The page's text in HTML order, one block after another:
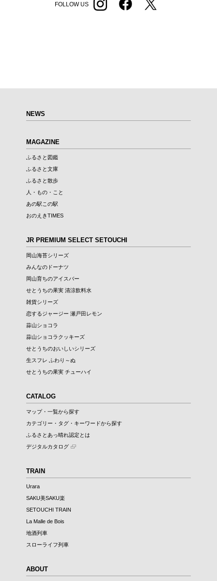
FOLLOW US
NEWS
MAGAZINE
ふるさと図鑑
ふるさと文庫
ふるさと散歩
人・もの・こと
あの駅この駅
おのえきTIMES
JR PREMIUM SELECT SETOUCHI
岡山海苔シリーズ
みんなのドーナツ
岡山育ちのアイスバー
せとうちの果実 清涼飲料水
雑貨シリーズ
恋するジャージー 瀬戸田レモン
蒜山ショコラ
蒜山ショコラクッキーズ
せとうちのおいしいシリーズ
生スフレ ふわり～ぬ
せとうちの果実 チューハイ
CATALOG
マップ・一覧から探す
カテゴリー・タグ・キーワードから探す
ふるさとあっ晴れ認定とは
デジタルカタログ
TRAIN
Urara
SAKU美SAKU楽
SETOUCHI TRAIN
La Malle de Bois
地酒列車
スローライフ列車
ABOUT